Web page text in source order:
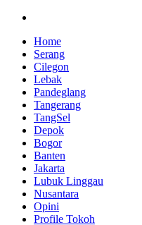
Home
Serang
Cilegon
Lebak
Pandeglang
Tangerang
TangSel
Depok
Bogor
Banten
Jakarta
Lubuk Linggau
Nusantara
Opini
Profile Tokoh